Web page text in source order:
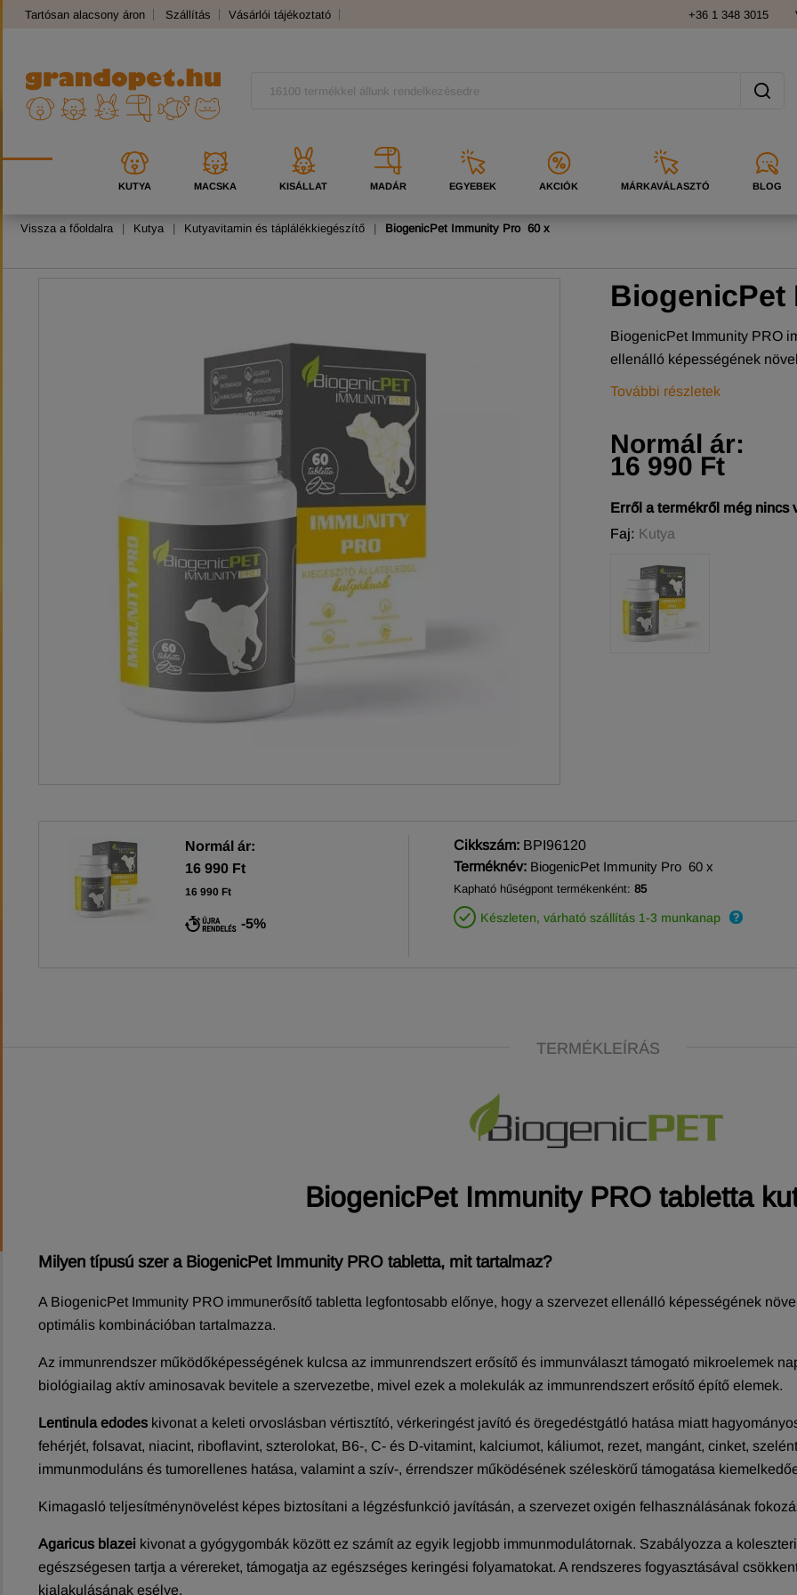
Tartósan alacsony áron Szállítás Vásárlói tájékoztató +36 1 348 3015
KUTYA MACSKA KISÁLLAT MADÁR EGYEBEK AKCIÓK MÁRKAVÁLASZTÓ BLOG
Vissza a főoldalra | Kutya | Kutyavitamin és táplálékkiegészítő | BiogenicPet Immunity Pro 60 x
BiogenicPet Immunity PRO
ellenálló képességének
További részletek
Normál ár:
16 990 Ft
Erről a termékről még nincs
Faj: Kutya
Normál ár:
16 990 Ft
16 990 Ft
-5%
Cikkszám: BPI96120
Terméknév: BiogenicPet Immunity Pro 60 x
Kapható hűségpont termékenként: 85
Készleten, várható szállítás 1-3 munkanap
TERMÉKLEÍRÁS
BiogenicPet Immunity PRO tabletta
Milyen típusú szer a BiogenicPet Immunity PRO tabletta, mit tartalmaz?
A BiogenicPet Immunity PRO immunerősítő tabletta legfontosabb előnye, hogy a szervezet ellenálló képességének
optimális kombinációban tartalmazza.
Az immunrendszer működőképességének kulcsa az immunrendszert erősítő és immunválaszt támogató mikroelemek
biológiailag aktív aminosavak bevitele a szervezetbe, mivel ezek a molekulák az immunrendszert erősítő építő elemek.
Lentinula edodes kivonat a keleti orvoslásban vértisztító, vérkeringést javító és öregedéstgátló hatása miatt
fehérjét, folsavat, niacint, riboflavint, szterolokat, B6-, C- és D-vitamint, kalciumot, káliumot, rezet, mangánt, cinket,
immunmoduláns és tumorellenes hatása, valamint a szív-, érrendszer működésének széleskörű támogatása
Kimagasló teljesítménynövelést képes biztosítani a légzésfunkció javításán, a szervezet oxigén felhasználásának
Agaricus blazei kivonat a gyógygombák között ez számít az egyik legjobb immunmodulátornak. Szabályozza a
egészségesen tartja a vérereket, támogatja az egészséges keringési folyamatokat. A rendszeres fogyasztásával
kialakulásának esélye.